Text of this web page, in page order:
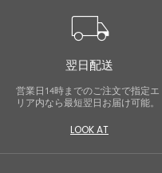
local_shipping
翌日配送
営業日14時までのご注文で指定エ
リア内なら最短翌日お届け可能。
LOOK AT